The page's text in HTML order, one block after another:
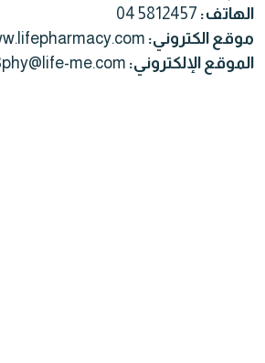
الهاتف: 04 5812457
موقع الكتروني:
الموقع الإلكتروني: me.com